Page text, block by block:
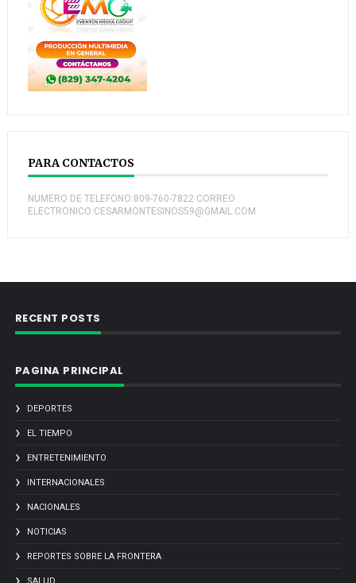
PARA CONTACTOS
NUMERO DE TELEFONO:809-760-7822 CORREO
ELECTRONICO:CESARMONTESINOS59@GMAIL.COM
RECENT POSTS
PAGINA PRINCIPAL
DEPORTES
EL TIEMPO
ENTRETENIMIENTO
INTERNACIONALES
NACIONALES
NOTICIAS
REPORTES SOBRE LA FRONTERA